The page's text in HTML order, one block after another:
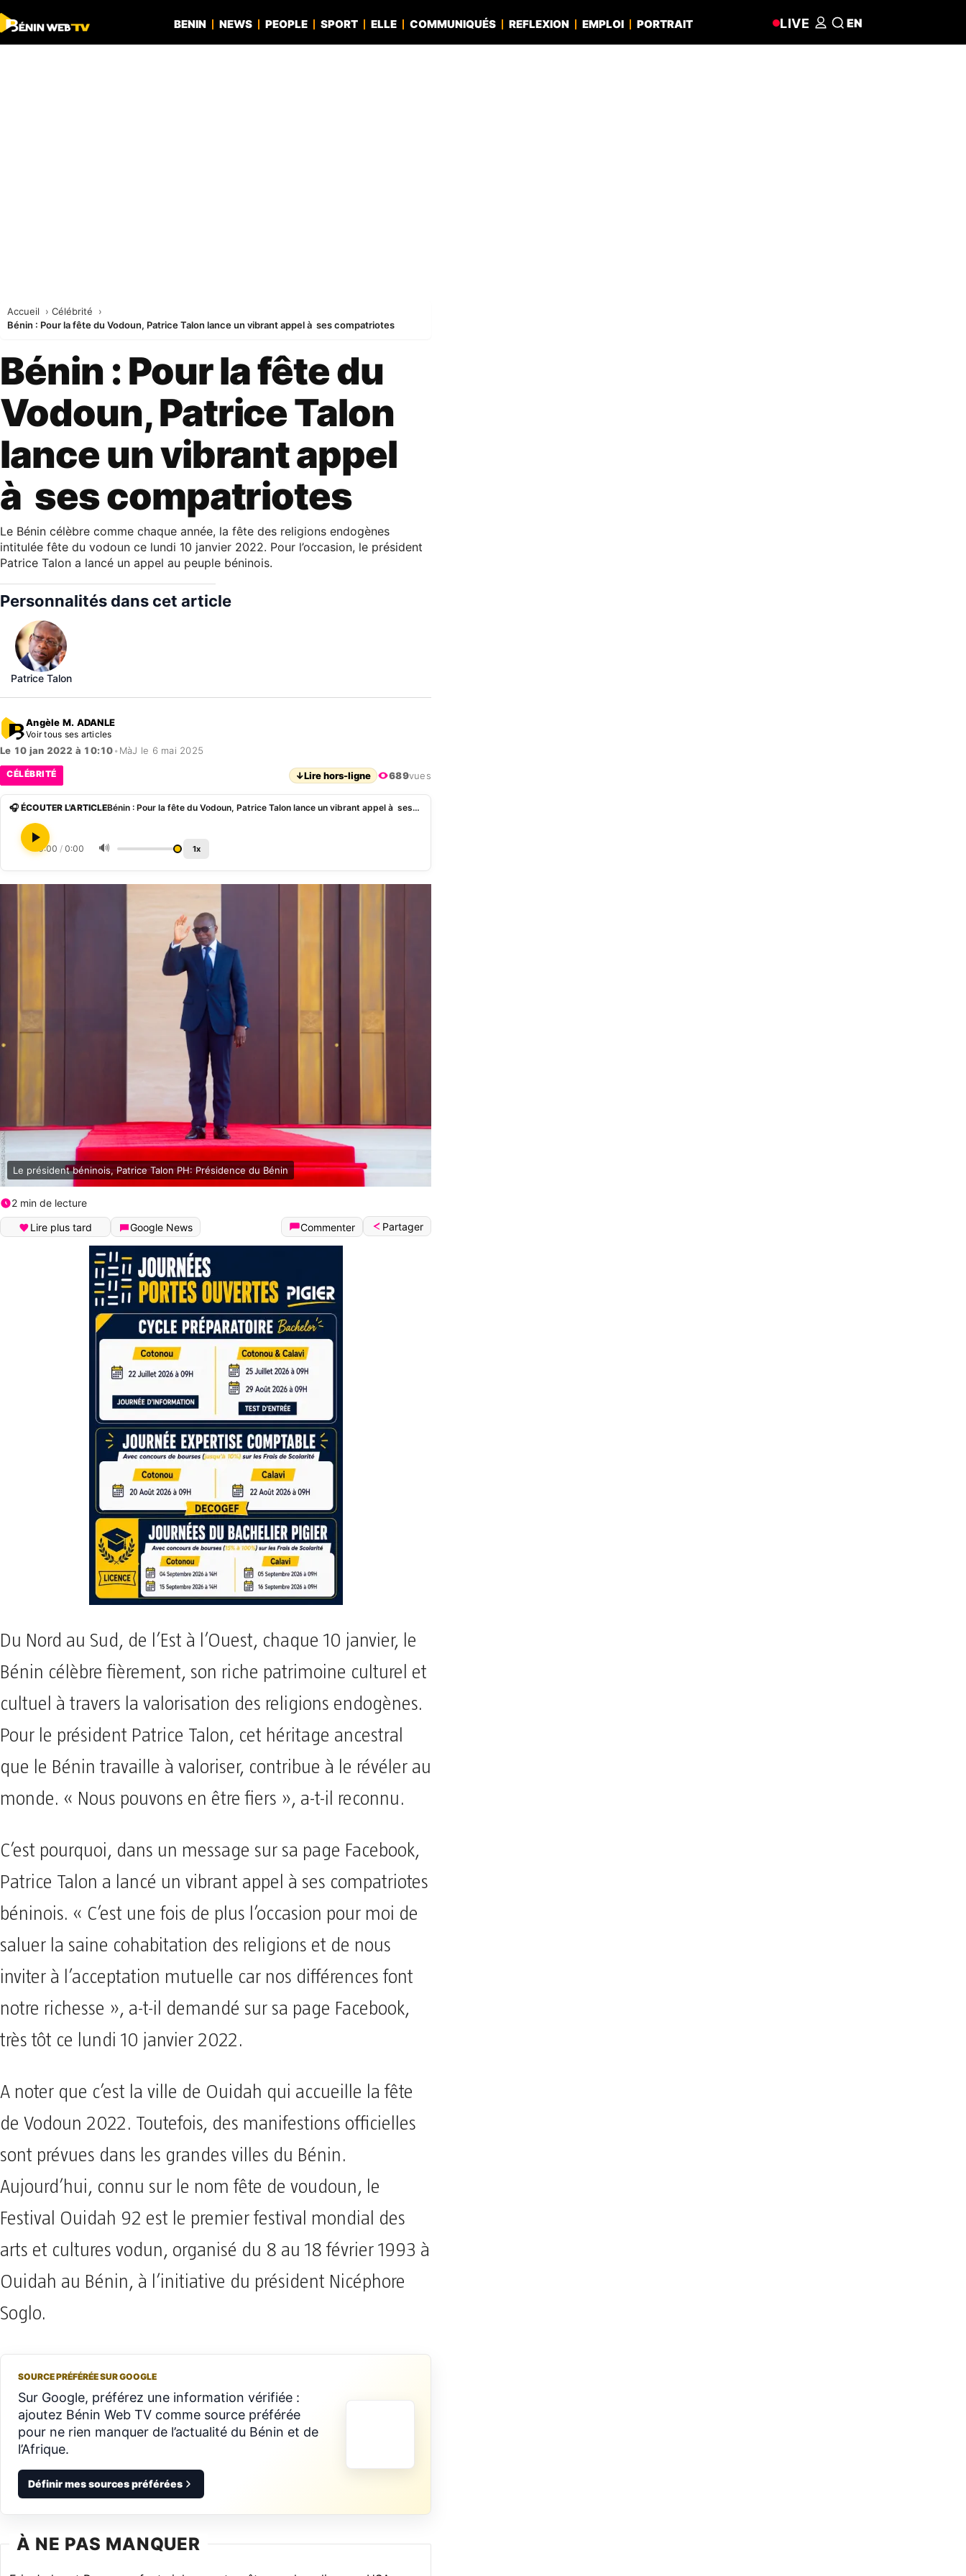
BENIN NEWS PEOPLE SPORT ELLE COMMUNIQUÉS REFLEXION EMPLOI PORTRAIT LIVE EN
Accueil
Célébrité
Bénin : Pour la fête du Vodoun, Patrice Talon lance un vibrant appel à ses compatriotes
Bénin : Pour la fête du
Vodoun, Patrice Talon
lance un vibrant appel
à ses compatriotes
Le Bénin célèbre comme chaque année, la fête des religions endogènes
intitulée fête du vodoun ce lundi 10 janvier 2022. Pour l’occasion, le président
Patrice Talon a lancé un appel au peuple béninois.
Personnalités dans cet article
Patrice Talon
Angèle M. ADANLE
Voir tous ses articles
Le 10 jan 2022 à 10:10• MàJ le 6 mai 2025
CÉLÉBRITÉ ↓Lire hors-ligne 689vues
🎧 ÉCOUTER L'ARTICLE Bénin : Pour la fête du Vodoun, Patrice Talon lance un vibrant appel à ses compatriotes
0:00 / 0:00 🔊 1x
Le président béninois, Patrice Talon PH: Présidence du Bénin
2 min de lecture
Lire plus tard
Google News Commenter Partager
Du Nord au Sud, de l’Est à l’Ouest, chaque 10 janvier, le
Bénin célèbre fièrement, son riche patrimoine culturel et
cultuel à travers la valorisation des religions endogènes.
Pour le président Patrice Talon, cet héritage ancestral
que le Bénin travaille à valoriser, contribue à le révéler au
monde. « Nous pouvons en être fiers », a-t-il reconnu.
C’est pourquoi, dans un message sur sa page Facebook,
Patrice Talon a lancé un vibrant appel à ses compatriotes
béninois. « C’est une fois de plus l’occasion pour moi de
saluer la saine cohabitation des religions et de nous
inviter à l’acceptation mutuelle car nos différences font
notre richesse », a-t-il demandé sur sa page Facebook,
très tôt ce lundi 10 janvier 2022.
A noter que c’est la ville de Ouidah qui accueille la fête
de Vodoun 2022. Toutefois, des manifestions officielles
sont prévues dans les grandes villes du Bénin.
Aujourd’hui, connu sur le nom fête de voudoun, le
Festival Ouidah 92 est le premier festival mondial des
arts et cultures vodun, organisé du 8 au 18 février 1993 à
Ouidah au Bénin, à l’initiative du président Nicéphore
Soglo.
SOURCE PRÉFÉRÉE SUR GOOGLE
Sur Google, préférez une information vérifiée :
ajoutez Bénin Web TV comme source préférée
pour ne rien manquer de l’actualité du Bénin et de
l’Afrique.
Définir mes sources préférées
À NE PAS MANQUER